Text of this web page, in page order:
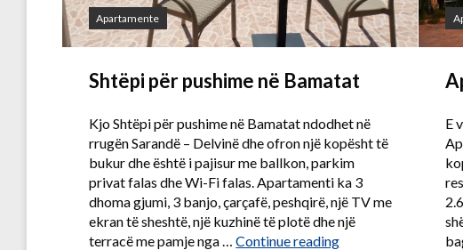
Apartamente
Shtëpi për pushime në Bamatat
Kjo Shtëpi për pushime në Bamatat ndodhet në
rrugën Sarandë – Delvinë dhe ofron një kopësht të
bukur dhe është i pajisur me ballkon, parkim
privat falas dhe Wi-Fi falas. Apartamenti ka 3
dhoma gjumi, 3 banjo, çarçafë, peshqirë, një TV me
ekran të sheshtë, një kuzhinë të plotë dhe një
terracë me pamje nga …Continue reading“Shtëpi për
E